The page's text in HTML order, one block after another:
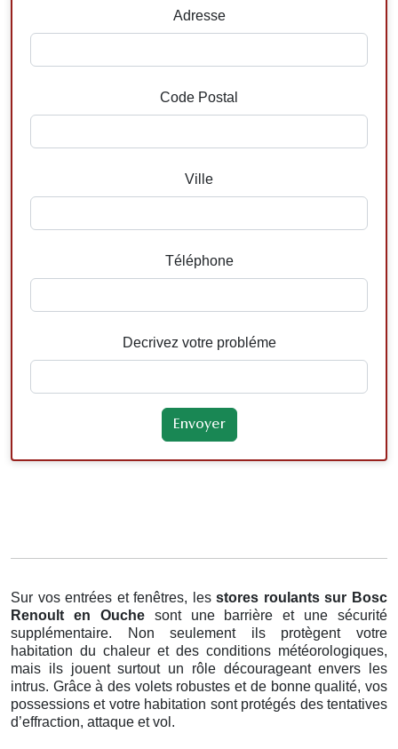
Adresse
Code Postal
Ville
Téléphone
Decrivez votre probléme
Sur vos entrées et fenêtres, lesstores roulants sur Bosc
Renoult en Ouche sont une barrière et une sécurité
supplémentaire. Non seulement ils protègent votre
habitation du chaleur et des conditions météorologiques,
mais ils jouent surtout un rôle décourageant envers les
intrus. Grâce à des volets robustes et de bonne qualité, vos
possessions et votre habitation sont protégés des tentatives
d’effraction, attaque et vol.